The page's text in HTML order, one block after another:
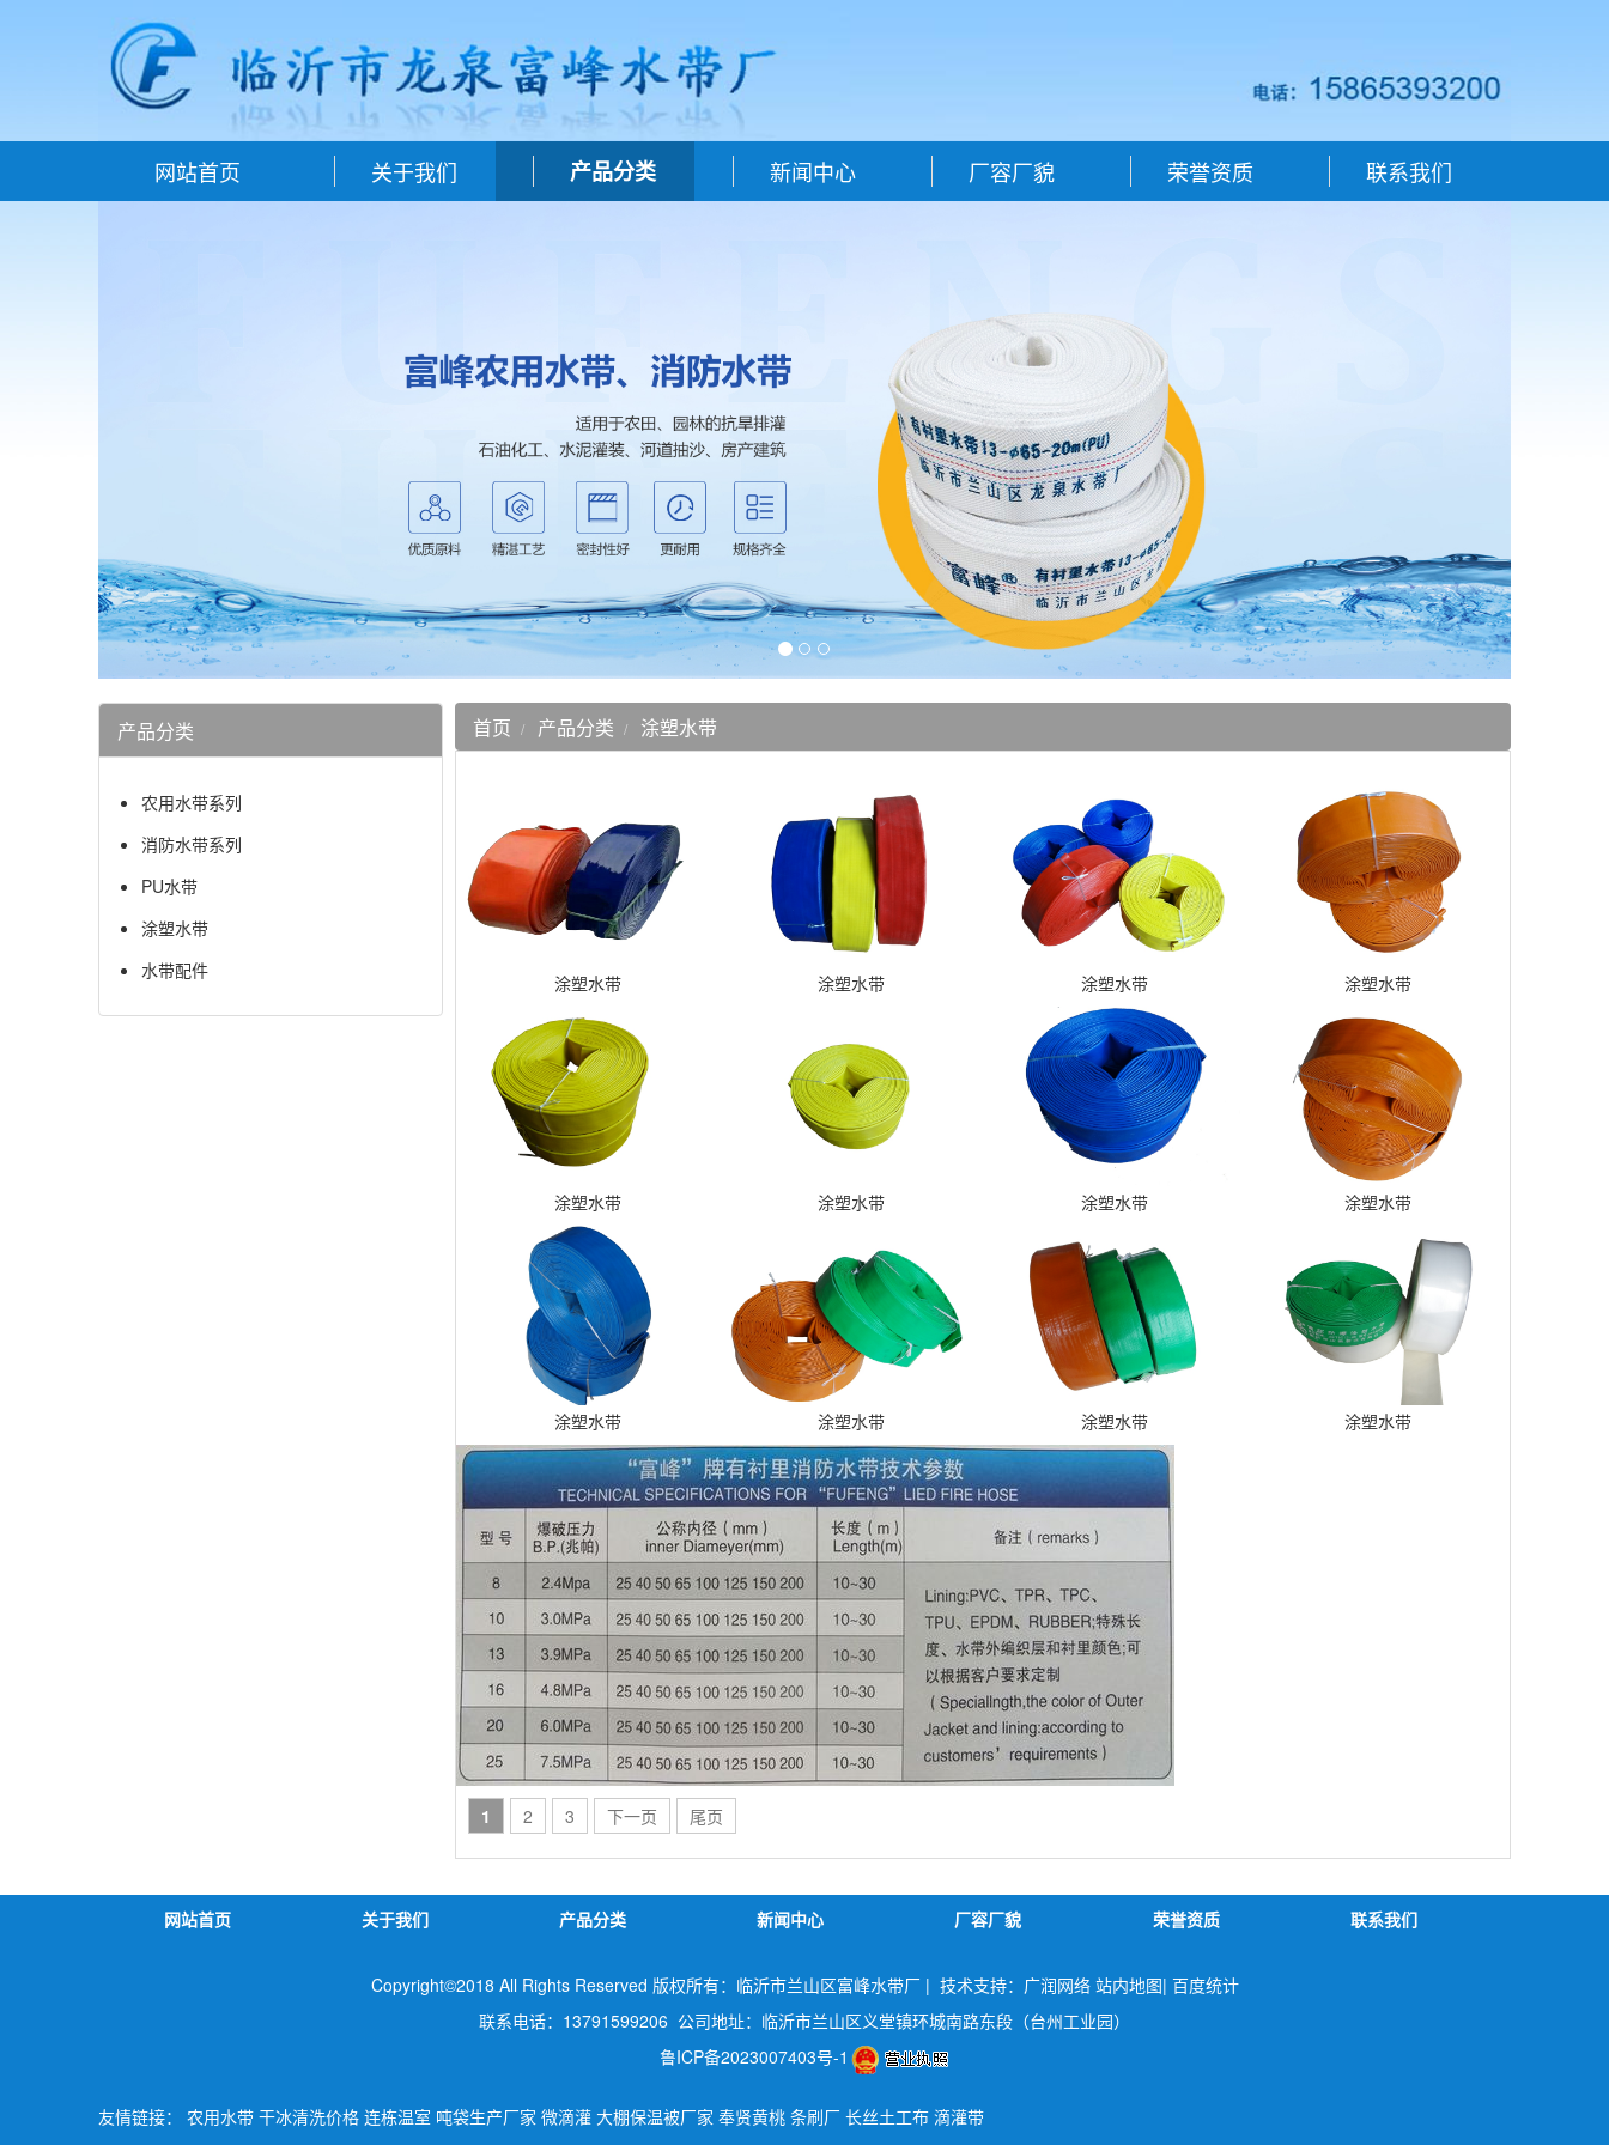
网站首页 关于我们 产品分类 新闻中心 厂容厂貌 荣誉资质 联系我们
产品分类
农用水带系列
消防水带系列
PU水带
涂塑水带
水带配件
首页 产品分类 涂塑水带
涂塑水带 涂塑水带 涂塑水带 涂塑水带
涂塑水带 涂塑水带 涂塑水带 涂塑水带
涂塑水带 涂塑水带 涂塑水带 涂塑水带
1 2 3 下一页 尾页
网站首页 关于我们 产品分类 新闻中心 厂容厂貌 荣誉资质 联系我们
Copyright©2018 All Rights Reserved 版权所有：临沂市兰山区富峰水带厂 | 技术支持：广润网络 站内地图| 百度统计
联系电话：13791599206 公司地址：临沂市兰山区义堂镇环城南路东段（台州工业园）
鲁ICP备2023007403号-1
友情链接： 农用水带 干冰清洗价格 连栋温室 吨袋生产厂家 微滴灌 大棚保温被厂家 奉贤黄桃 条刷厂 长丝土工布 滴灌带